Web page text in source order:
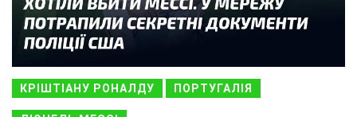
КРІШТІАНУ РОНАЛДУ ПОРТУГАЛІЯ